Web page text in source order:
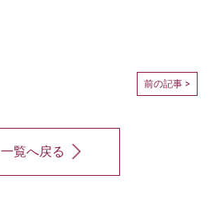
前の記事 >
一覧へ戻る